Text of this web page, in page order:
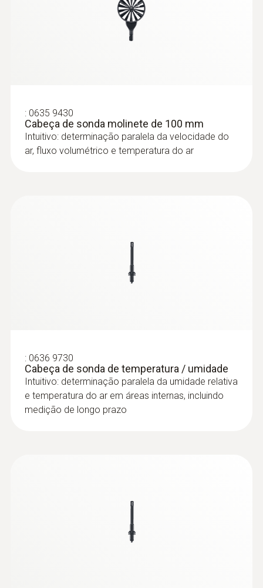
incluindo sensor de temperatura e
umidade
umidade
: 0635 9430
Cabeça de sonda molinete de 100 mm
Intuitivo: determinação paralela da velocidade do
ar, fluxo volumétrico e temperatura do ar
: 0636 9730
Cabeça de sonda de temperatura / umidade
Intuitivo: determinação paralela da umidade relativa
e temperatura do ar em áreas internas, incluindo
medição de longo prazo